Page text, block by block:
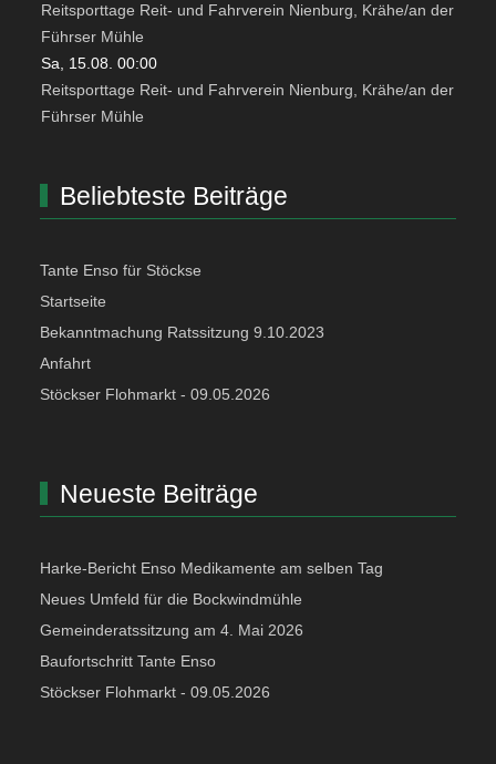
Reitsporttage Reit- und Fahrverein Nienburg, Krähe/an der
Führser Mühle
Sa, 15.08. 00:00
Reitsporttage Reit- und Fahrverein Nienburg, Krähe/an der
Führser Mühle
Beliebteste Beiträge
Tante Enso für Stöckse
Startseite
Bekanntmachung Ratssitzung 9.10.2023
Anfahrt
Stöckser Flohmarkt - 09.05.2026
Neueste Beiträge
Harke-Bericht Enso Medikamente am selben Tag
Neues Umfeld für die Bockwindmühle
Gemeinderatssitzung am 4. Mai 2026
Baufortschritt Tante Enso
Stöckser Flohmarkt - 09.05.2026